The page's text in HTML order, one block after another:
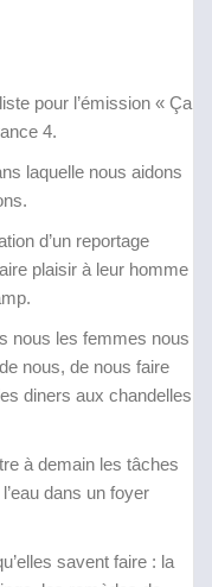
pour l’émission « Ça
4.
laquelle nous aidons
d’un reportage
plaisir à leur homme
nous les femmes nous
nous, de nous faire
diners aux chandelles
à demain les tâches
dans un foyer
savent faire : la